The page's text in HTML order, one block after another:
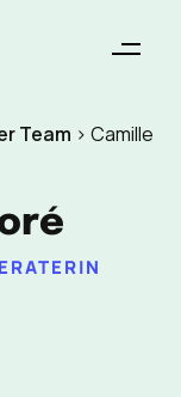
Team > Camille